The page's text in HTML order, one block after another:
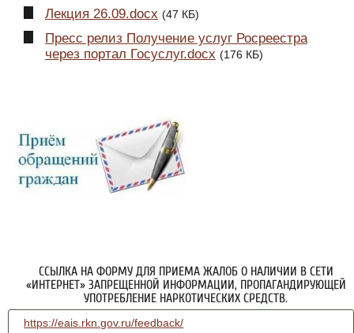
Лекция 26.09.docx (47 КБ)
Пресс релиз Получение услуг Росреестра
через портал Госуслуг.docx (176 КБ)
ССЫЛКА НА ФОРМУ ДЛЯ ПРИЕМА ЖАЛОБ О НАЛИЧИИ В СЕТИ
«ИНТЕРНЕТ» ЗАПРЕЩЕННОЙ ИНФОРМАЦИИ, ПРОПАГАНДИРУЮЩЕЙ
УПОТРЕБЛЕНИЕ НАРКОТИЧЕСКИХ СРЕДСТВ.
https://eais.rkn.gov.ru/feedback/